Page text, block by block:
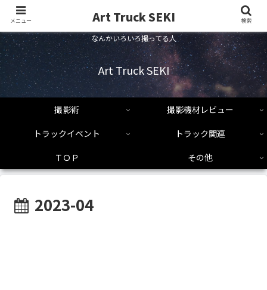
なんかいろいろ撮ってる人
Art Truck SEKI
撮影術
撮影機材レビュー
トラックイベント
トラック関連
ＴＯＰ
その他
2023-04
メニュー Art Truck SEKI 検索